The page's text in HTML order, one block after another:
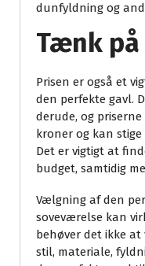
dunfyldning og
Tænk
Prisen er også et
den perfekte gavl.
derude, og
kroner og kan
Det er vigtigt at
budget, samtidig
Vælgning af den
soveværelse kan
behøver det ikke at
stil, materiale,